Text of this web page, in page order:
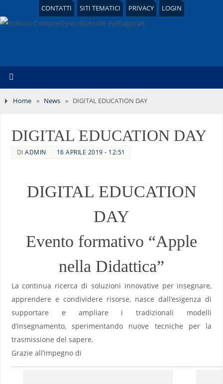
CONTATTI SITI TEMATICI PRIVACY LOGIN
Home » News » DIGITAL EDUCATION DAY
DIGITAL EDUCATION DAY
DIADMIN 16 APRILE 2019 - 12:51
DIGITAL EDUCATION
DAY
Evento formativo “Apple
nella Didattica”
La continua ricerca di soluzioni innovative per insegnare,
apprendere e condividere risorse, nasce dall’esigenza di
supportare e ampliare i tradizionali modelli
d’insegnamento, sperimentando nuove tecniche per la
trasmissione del sapere.
Grazie all’impegno di